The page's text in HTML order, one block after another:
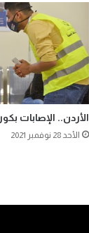
الأردن.. الإصابات
الأحد 28 نوفمبر 2021